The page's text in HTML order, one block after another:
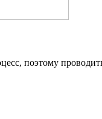
поэтому